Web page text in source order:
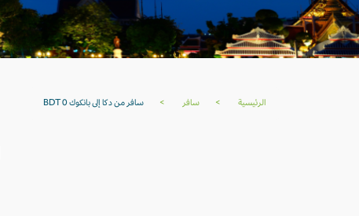
الرئيسية > سافر > سافر من دكا إلى بانكوك BDT 0